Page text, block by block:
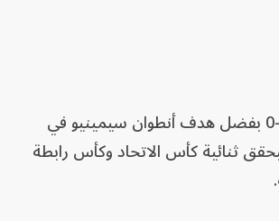
وانتصر سيتي 1-0 بفضل هدف أنطوان سيمينيو في
ثنائية كأس الاتحاد وكأس رابطة